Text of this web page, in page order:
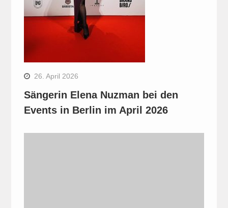
26. April 2026
Sängerin Elena Nuzman bei den
Events in Berlin im April 2026